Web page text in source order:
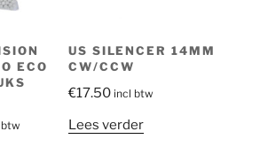
ECO
US SILENCER 14MM
CW/CCW
€17.50 incl btw
Lees verder